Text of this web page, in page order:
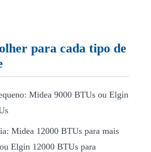
para cada tipo de
Midea 9000 BTUs ou Elgin
Midea 12000 BTUs para mais
Elgin 12000 BTUs para